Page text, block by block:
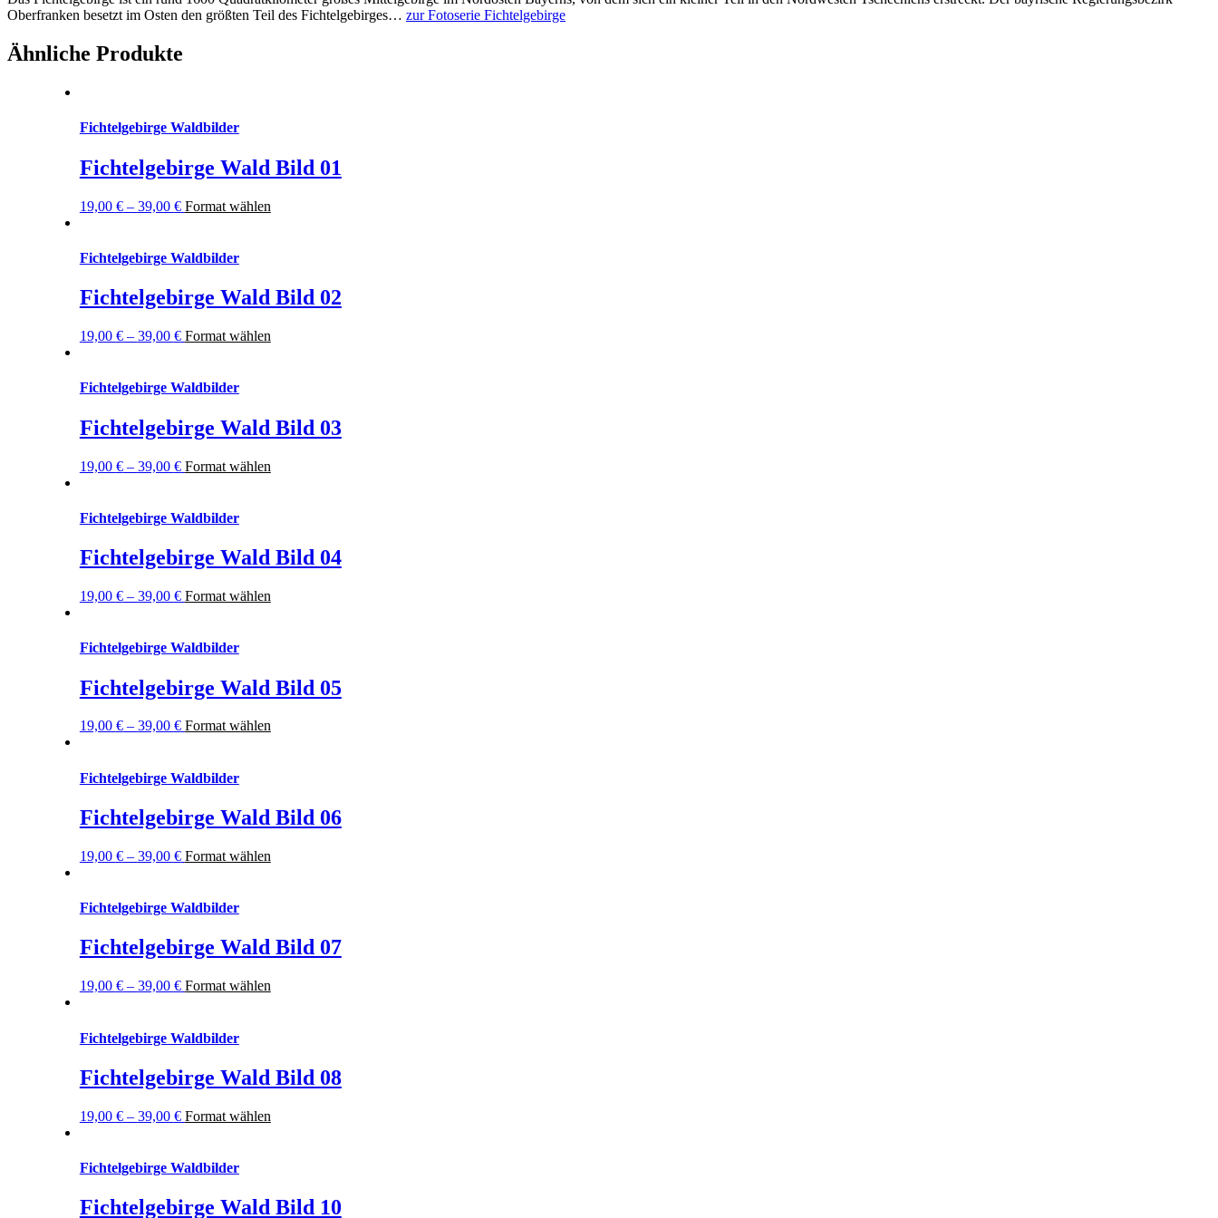
Oberfranken besetzt im Osten den größten Teil des Fichtelgebirges… zur Fotoserie Fichtelgebirge
Ähnliche Produkte
Fichtelgebirge Waldbilder
Fichtelgebirge Wald Bild 01
19,00 €– 39,00 € Format wählen
Fichtelgebirge Waldbilder
Fichtelgebirge Wald Bild 02
19,00 €– 39,00 € Format wählen
Fichtelgebirge Waldbilder
Fichtelgebirge Wald Bild 03
19,00 €– 39,00 € Format wählen
Fichtelgebirge Waldbilder
Fichtelgebirge Wald Bild 04
19,00 €– 39,00 € Format wählen
Fichtelgebirge Waldbilder
Fichtelgebirge Wald Bild 05
19,00 €– 39,00 € Format wählen
Fichtelgebirge Waldbilder
Fichtelgebirge Wald Bild 06
19,00 €– 39,00 € Format wählen
Fichtelgebirge Waldbilder
Fichtelgebirge Wald Bild 07
19,00 €– 39,00 € Format wählen
Fichtelgebirge Waldbilder
Fichtelgebirge Wald Bild 08
19,00 €– 39,00 € Format wählen
Fichtelgebirge Waldbilder
Fichtelgebirge Wald Bild 10